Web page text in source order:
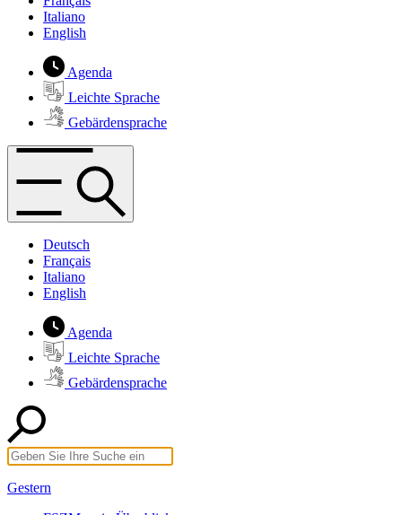
Italiano
English
Agenda
Leichte Sprache
Gebärdensprache
Deutsch
Français
Italiano
English
Agenda
Leichte Sprache
Gebärdensprache
Gestern